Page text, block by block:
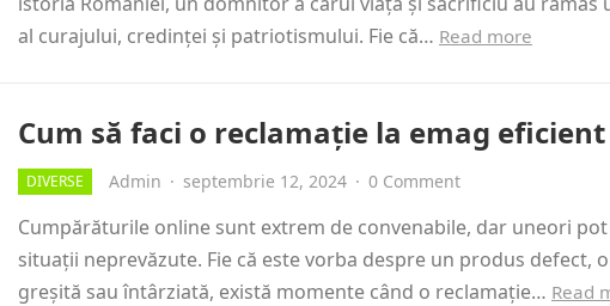
al curajului, credinței și patriotismului. Fie că… Read more
Cum să faci o reclamație la emag eficient
DIVERSE Admin · septembrie 12, 2024 · 0 Comment
Cumpărăturile online sunt extrem de convenabile, dar uneori
situații neprevăzute. Fie că este vorba despre un produs defect,
greșită sau întârziată, există momente când o reclamație… Read